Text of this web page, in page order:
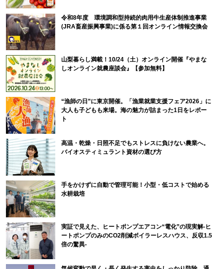
令和8年度 環境調和型持続的肉用牛生産体制推進事業
(JRA畜産振興事業)に係る第１回オンライン情報交換会
山梨暮らし満載！10/24（土）オンライン開催『やまな
しオンライン就農座談会』【参加無料】
“漁師の日”に東京開催。「漁業就業支援フェア2026」に
大人も子どもも来場。海の魅力が詰まった1日をレポー
ト
高温・乾燥・日照不足でもストレスに負けない農業へ。
バイオスティミュラント資材の選び方
手をかけずに自動で管理可能！小型・低コストで始める
水耕栽培
実証で見えた、ヒートポンプエアコン“電化”の現実解-ヒ
ートポンプのみのCO2削減ボイラーレスハウス、反収1.5
倍の驚異-